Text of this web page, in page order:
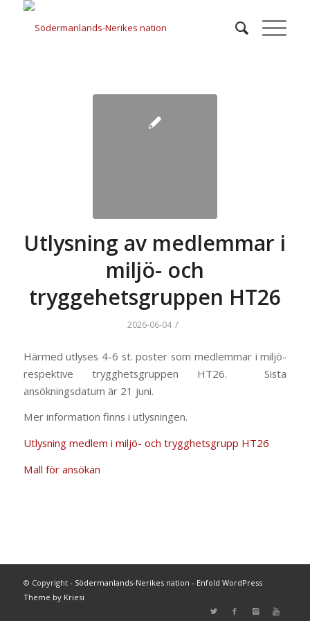
Utlysning av medlemmar i
miljö- och
tryggehetsgruppen HT26
2026-06-04 /
Härmed utlyses 4-6 st. poster som medlemmar i miljö-
respektive trygghetsgruppen HT26. Sista
ansökningsdatum är 21 juni.
Mer information finns i utlysningen.
Utlysning medlem i miljö- och trygghetsgrupp HT26
Mall för ansökan
© Copyright - Södermanlands-Nerikes nation - Enfold WordPress
Theme by Kriesi